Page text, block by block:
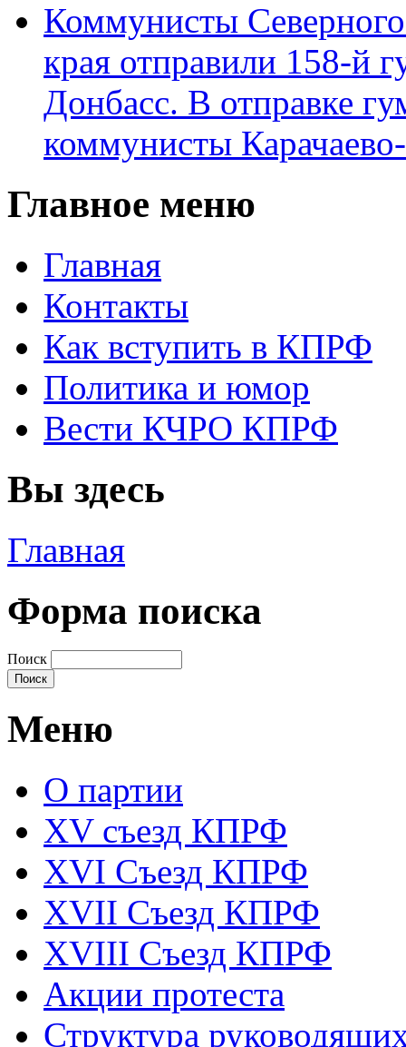
Коммунисты Северного
края отправили 158-й
Донбасс. В отправке
коммунисты
Главное меню
Главная
Контакты
Как вступить в КПРФ
Политика и юмор
Вести КЧРО КПРФ
Вы здесь
Главная
Форма поиска
Поиск
Меню
О партии
XV съезд КПРФ
XVI Съезд КПРФ
XVII Cъезд КПРФ
XVIII Cъезд КПРФ
Акции протеста
Структура